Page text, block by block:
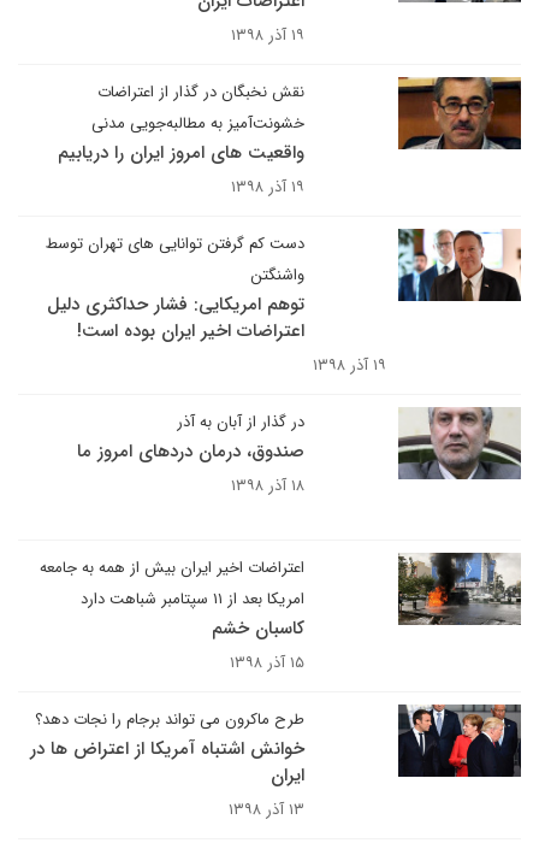
۱۹ آذر ۱۳۹۸
نقش نخبگان در گذار از اعتراضات
خشونت‌آمیز به مطالبه‌جویی‌ مدنی
واقعیت های امروز ایران را دریابیم
۱۹ آذر ۱۳۹۸
دست کم گرفتن توانایی های تهران توسط
واشنگتن
توهم امریکایی: فشار حداکثری دلیل
اعتراضات اخیر ایران بوده است!
۱۹ آذر ۱۳۹۸
در ‌گذار از آبان به آذر
صندوق، درمان دردهای امروز ما
۱۸ آذر ۱۳۹۸
اعتراضات اخیر ایران بیش از همه به جامعه
امریکا بعد از ۱۱ سپتامبر شباهت دارد
کاسبان خشم
۱۵ آذر ۱۳۹۸
طرح ماکرون می تواند برجام را نجات دهد؟
خوانش اشتباه آمریکا از اعتراض ها در
ایران
۱۳ آذر ۱۳۹۸